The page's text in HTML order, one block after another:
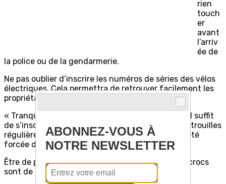
rien
touch
er
avant
l’arriv
ée de
la police ou de la gendarmerie.
Ne pas oublier d’inscrire les numéros de séries des vélos
électriques. Cela permettra de retrouver facilement les
propriétaires en cas de vol.
« Tranquillité vacances » est un service gratuit. Il suffit
de s’inscrire sur service public.fr Ils feront des patrouilles
régulières et vérifieront si aucune ouverture n’a été
forcée durant l’absence.
Être de plus en plus vigilants sur internet. Les escrocs
sont de plus en plus innovants et rusés !
ABONNEZ-VOUS À
NOTRE NEWSLETTER